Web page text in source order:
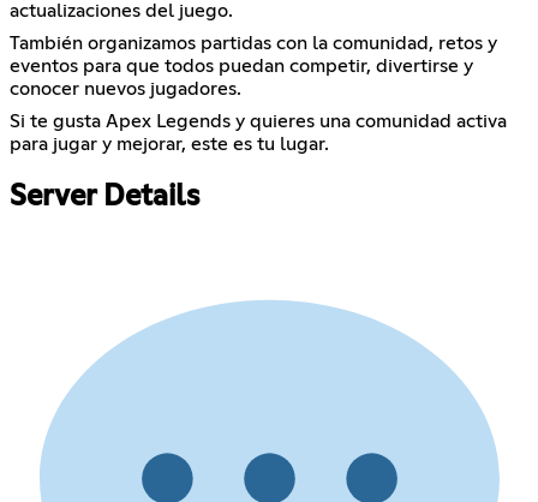
actualizaciones del juego.
También organizamos partidas con la comunidad, retos y
eventos para que todos puedan competir, divertirse y
conocer nuevos jugadores.
Si te gusta Apex Legends y quieres una comunidad activa
para jugar y mejorar, este es tu lugar.
Server Details